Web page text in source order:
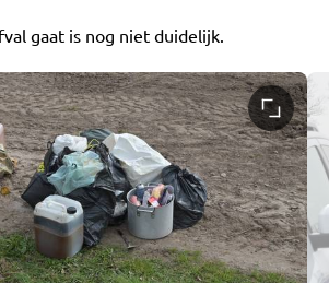
gaat is nog niet duidelijk.